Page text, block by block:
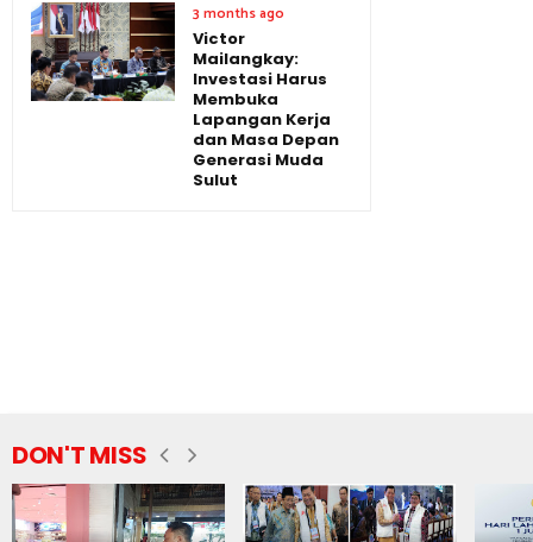
3 months ago
Victor
Mailangkay:
Investasi Harus
Membuka
Lapangan Kerja
dan Masa Depan
Generasi Muda
Sulut
DON'T MISS